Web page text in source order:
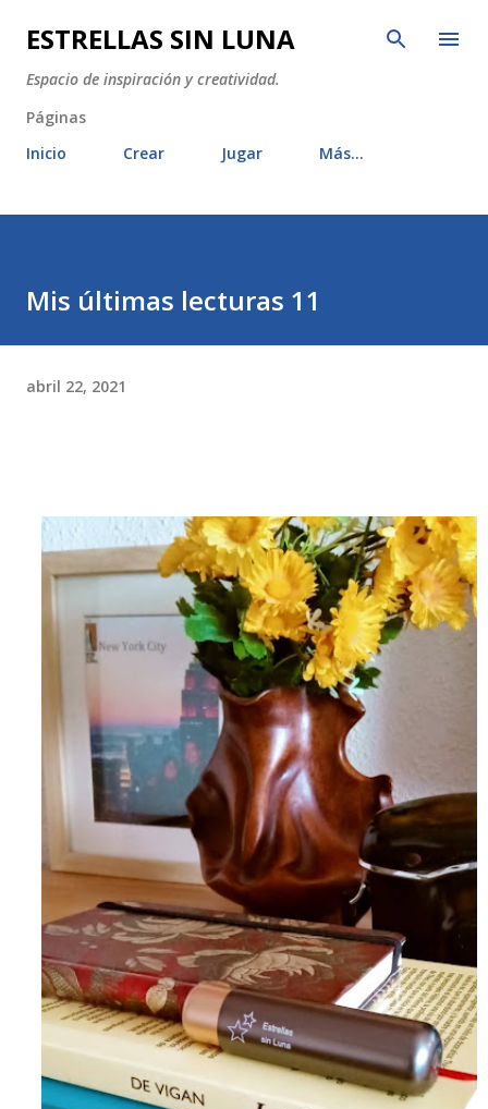
Ir al contenido principal
ESTRELLAS SIN LUNA
Espacio de inspiración y creatividad.
Páginas
Inicio
Crear Jugar Más…
Mis últimas lecturas 11
abril 22, 2021